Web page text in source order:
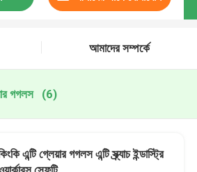
আমাদের সম্পর্কে
গগলস (6)
এন্টি গ্লেয়ার গগলস এন্টি স্ক্র্যাচ ইন্ডাস্ট্রি